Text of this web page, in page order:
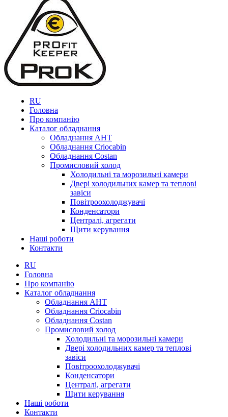
RU
Головна
Про компанію
Каталог обладнання
Обладнання AHT
Обладнання Criocabin
Обладнання Costan
Промисловий холод
Холодильні та морозильні камери
Двері холодильних камер та теплові
завіси
Повітроохолоджувачі
Конденсатори
Централі, агрегати
Щити керування
Наші роботи
Контакти
RU
Головна
Про компанію
Каталог обладнання
Обладнання AHT
Обладнання Criocabin
Обладнання Costan
Промисловий холод
Холодильні та морозильні камери
Двері холодильних камер та теплові
завіси
Повітроохолоджувачі
Конденсатори
Централі, агрегати
Щити керування
Наші роботи
Контакти